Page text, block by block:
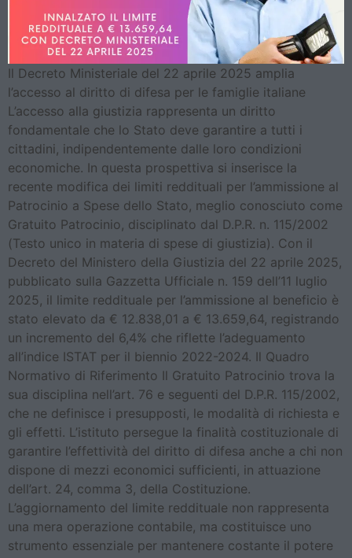
Il Decreto Ministeriale del 22 aprile 2025 amplia
l’accesso al diritto di difesa per le famiglie italiane
L’accesso alla giustizia rappresenta un diritto
fondamentale che lo Stato deve garantire a tutti i
cittadini, indipendentemente dalle loro condizioni
economiche. In questa prospettiva si inserisce la
recente modifica dei limiti reddituali per l’ammissione al
Patrocinio a Spese dello Stato, meglio conosciuto come
Gratuito Patrocinio, disciplinato dal D.P.R. n. 115/2002
(Testo unico in materia di spese di giustizia). Con il
Decreto del Ministero della Giustizia del 22 aprile 2025,
pubblicato sulla Gazzetta Ufficiale n. 159 dell’11 luglio
2025, il limite reddituale per l’ammissione al beneficio è
stato elevato da € 12.838,01 a € 13.659,64, registrando
un incremento del 6,4% che riflette l’adeguamento
all’indice ISTAT per il biennio 2022-2024. Il Quadro
Normativo di Riferimento Il Gratuito Patrocinio trova la
sua disciplina nell’art. 76 e seguenti del D.P.R. 115/2002,
che ne definisce i presupposti, le modalità di richiesta e
gli effetti. L’istituto persegue la finalità costituzionale di
garantire l’effettività del diritto di difesa anche a chi non
dispone di mezzi economici sufficienti, in attuazione
dell’art. 24, comma 3, della Costituzione.
L’aggiornamento del limite reddituale non rappresenta
una mera operazione contabile, ma costituisce uno
strumento essenziale per mantenere costante il potere